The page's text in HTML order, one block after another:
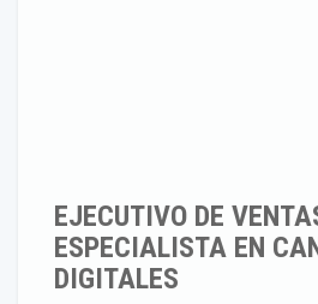
EJECUTIVO DE
ESPECIALISTA EN
DIGITALES